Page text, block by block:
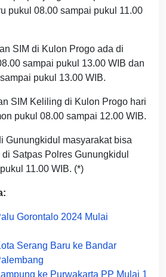
pukul 08.00 sampai pukul 11.00
SIM di Kulon Progo ada di
sampai pukul 13.00 WIB dan
pukul 13.00 WIB.
SIM Keliling di Kulon Progo hari
pukul 08.00 sampai 12.00 WIB.
Gunungkidul masyarakat bisa
Satpas Polres Gunungkidul
11.00 WIB. (*)
Gorontalo 2024 Mulai
Serang Baru ke Bandar
ke Purwakarta PP Mulai 1